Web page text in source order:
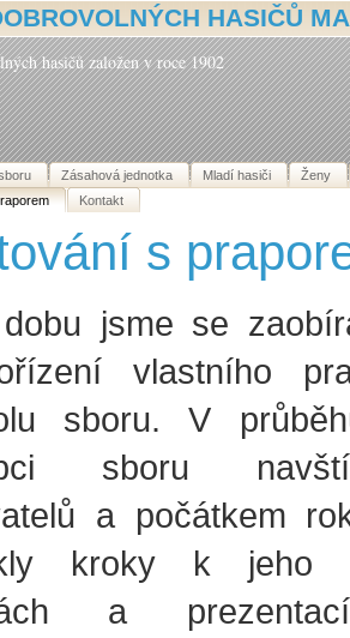
HASIČŮ
hasičů založen v roce 1902
Zásahová jednotka Mladí hasiči
Ženy
Kontakt
s
jsme se
vlastního
sboru. V
sboru
a počátkem
kroky k jeho
a